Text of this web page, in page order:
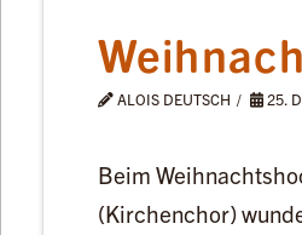
ALOIS DEUTSCH 25.
Beim
(Kirchenchor)